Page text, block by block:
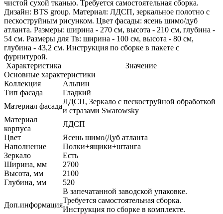
чистой сухой тканью. Требуется самостоятельная сборка.
Дизайн: BTS group. Материал: ЛДСП, зеркальное полотно с
пескоструйным рисунком. Цвет фасады: ясень шимо/дуб
атланта. Размеры: ширина - 270 см, высота - 210 см, глубина -
54 см. Размеры для Тв: ширина - 100 см, высота - 80 см,
глубина - 43,2 см. Инструкция по сборке в пакете с
фурнитурой.
Характеристика
Значение
Основные характеристики
Коллекция
Альпин
Тип фасада
Гладкий
Материал фасада
ЛДСП, Зеркало с пескоструйной обработкой
и стразами Swarowsky
Материал
корпуса
ЛДСП
Цвет
Ясень шимо/Дуб атланта
Наполнение
Полки+ящики+штанга
Зеркало
Есть
Ширина, мм
2700
Высота, мм
2100
Глубина, мм
520
Доп.информация
В запечатанной заводской упаковке.
Требуется самостоятельная сборка.
Инструкция по сборке в комплекте.